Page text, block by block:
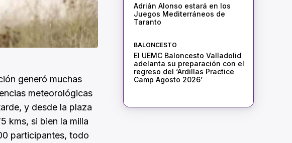
generó muchas
meteorológicas
y desde la plaza
kms, si bien la milla
participantes, todo
Adrián Alonso estará en los
Juegos Mediterráneos de
Taranto
BALONCESTO
El UEMC Baloncesto Valladolid
adelanta su preparación con el
regreso del ‘Ardillas Practice
Camp Agosto 2026’